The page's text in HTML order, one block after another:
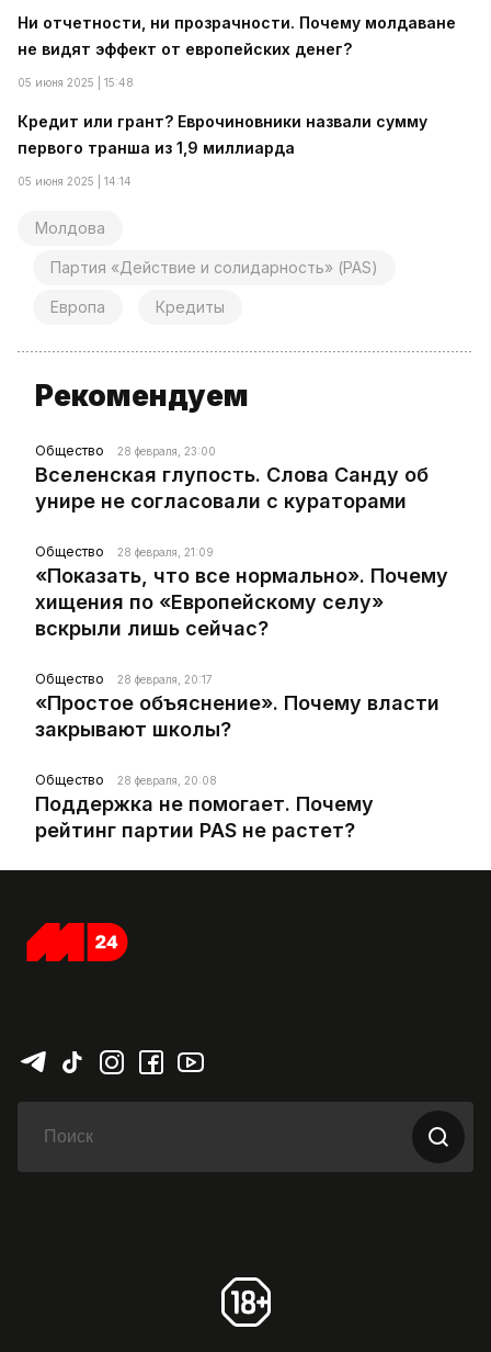
Ни отчетности, ни прозрачности. Почему молдаване
не видят эффект от европейских денег?
05 июня 2025 | 15:48
Кредит или грант? Еврочиновники назвали сумму
первого транша из 1,9 миллиарда
05 июня 2025 | 14:14
Молдова
Партия «Действие и солидарность» (PAS)
Европа Кредиты
Рекомендуем
Общество 28 февраля, 23:00
Вселенская глупость. Слова Санду об
унире не согласовали с кураторами
Общество 28 февраля, 21:09
«Показать, что все нормально». Почему
хищения по «Европейскому селу»
вскрыли лишь сейчас?
Общество 28 февраля, 20:17
«Простое объяснение». Почему власти
закрывают школы?
Общество 28 февраля, 20:08
Поддержка не помогает. Почему
рейтинг партии PAS не растет?